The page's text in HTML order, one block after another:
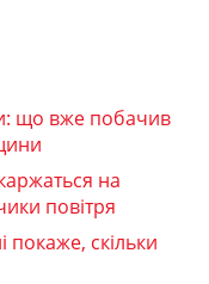
що вже побачив
на
повітря
скільки